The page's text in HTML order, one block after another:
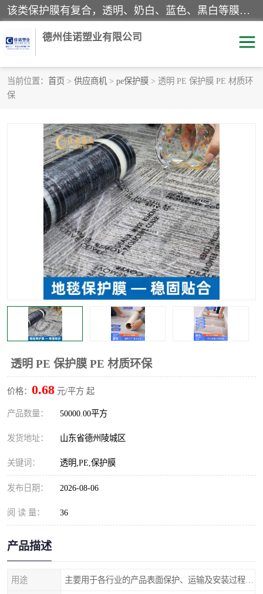
该类保护膜有复合，透明、奶白、蓝色、黑白等膜型。特高粘，高粘，中高粘，中粘，中低粘，低粘等。对于不同的粘力要求有相应的产品相适配。无胶渍残留污染。在较宽的收卷幅度下平整无皱纹，收卷长度大，利于机械化及自动化施工粘贴。为您的产品提供的表面保护解决方案。 产品广泛适用于：铝材、不锈钢、金属、塑料、电子、家电、家具、玻璃、化工材料、装饰材料等。
德州佳诺塑业有限公司
当前位置： 首页 > 供应商机 > pe保护膜 > 透明 PE 保护膜 PE 材质环
保
透明 PE 保护膜 PE 材质环保
价格： 0.68 元/平方 起
产品数量： 50000.00平方
发货地址： 山东省德州陵城区
关键词： 透明,PE,保护膜
发布日期： 2026-08-06
阅 读 量： 36
产品描述
用途
地毯保护膜 家具保护膜
拉伸缠绕膜 透明保护膜
黑白保护膜 乳白保护膜
明蓝保护膜 纯黑保护膜
印字保护膜 彩钢板保护膜
不绣钢板保护膜 两边上胶保护膜
窗缝阻风胶带 铝板保护膜
不锈钢板保护膜 一次性隔离膜